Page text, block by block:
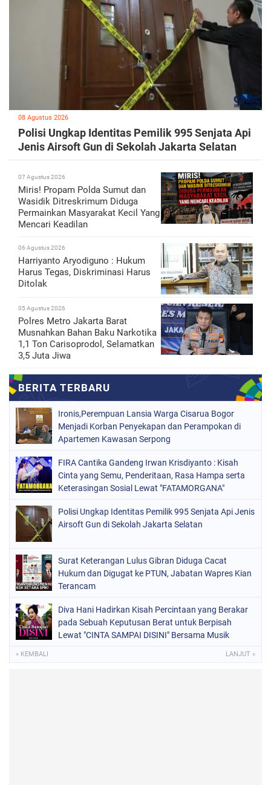
08 Agustus 2026
Polisi Ungkap Identitas Pemilik 995 Senjata Api
Jenis Airsoft Gun di Sekolah Jakarta Selatan
07 Agustus 2026
Miris! Propam Polda Sumut dan
Wasidik Ditreskrimum Diduga
Permainkan Masyarakat Kecil Yang
Mencari Keadilan
06 Agustus 2026
Harriyanto Aryodiguno : Hukum
Harus Tegas, Diskriminasi Harus
Ditolak
05 Agustus 2026
Polres Metro Jakarta Barat
Musnahkan Bahan Baku Narkotika
1,1 Ton Carisoprodol, Selamatkan
3,5 Juta Jiwa
Ironis,Perempuan Lansia Warga Cisarua Bogor
Menjadi Korban Penyekapan dan Perampokan di
Apartemen Kawasan Serpong
FIRA Cantika Gandeng Irwan Krisdiyanto : Kisah
Cinta yang Semu, Penderitaan, Rasa Hampa serta
Keterasingan Sosial Lewat "FATAMORGANA"
Polisi Ungkap Identitas Pemilik 995 Senjata Api Jenis
Airsoft Gun di Sekolah Jakarta Selatan
Surat Keterangan Lulus Gibran Diduga Cacat
Hukum dan Digugat ke PTUN, Jabatan Wapres Kian
Terancam
Diva Hani Hadirkan Kisah Percintaan yang Berakar
pada Sebuah Keputusan Berat untuk Berpisah
Lewat "CINTA SAMPAI DISINI" Bersama Musik
« KEMBALI LANJUT »